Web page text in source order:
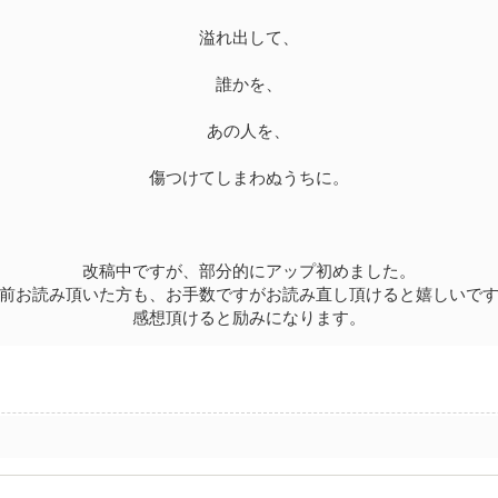
溢れ出して、
誰かを、
あの人を、
傷つけてしまわぬうちに。
改稿中ですが、部分的にアップ初めました。
お読み頂いた方も、お手数ですがお読み直し頂けると嬉しいで
感想頂けると励みになります。